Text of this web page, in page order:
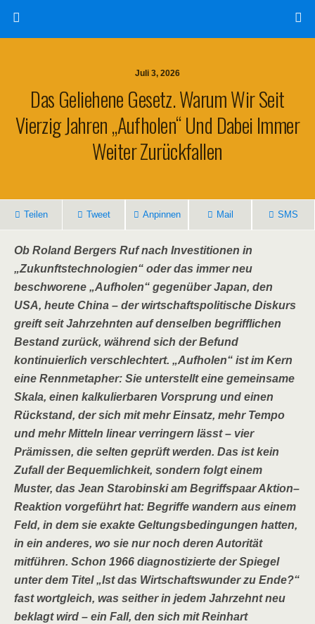
Juli 3, 2026
Das Geliehene Gesetz. Warum Wir Seit
Vierzig Jahren „aufholen“ Und Dabei Immer
Weiter Zurückfallen
Teilen Tweet Anpinnen Mail SMS
Ob Roland Bergers Ruf nach Investitionen in
„Zukunftstechnologien“ oder das immer neu
beschworene „Aufholen“ gegenüber Japan, den
USA, heute China – der wirtschaftspolitische Diskurs
greift seit Jahrzehnten auf denselben begrifflichen
Bestand zurück, während sich der Befund
kontinuierlich verschlechtert. „Aufholen“ ist im Kern
eine Rennmetapher: Sie unterstellt eine gemeinsame
Skala, einen kalkulierbaren Vorsprung und einen
Rückstand, der sich mit mehr Einsatz, mehr Tempo
und mehr Mitteln linear verringern lässt – vier
Prämissen, die selten geprüft werden. Das ist kein
Zufall der Bequemlichkeit, sondern folgt einem
Muster, das Jean Starobinski am Begriffspaar Aktion–
Reaktion vorgeführt hat: Begriffe wandern aus einem
Feld, in dem sie exakte Geltungsbedingungen hatten,
in ein anderes, wo sie nur noch deren Autorität
mitführen. Schon 1966 diagnostizierte der Spiegel
unter dem Titel „Ist das Wirtschaftswunder zu Ende?“
fast wortgleich, was seither in jedem Jahrzehnt neu
beklagt wird – ein Fall, den sich mit Reinhart